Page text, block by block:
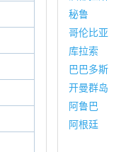
秘鲁
哥伦比亚
库拉索
巴巴多斯
开曼群岛
阿鲁巴
阿根廷